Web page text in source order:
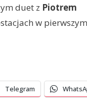
duet z Piotrem
w pierwszym
Telegram